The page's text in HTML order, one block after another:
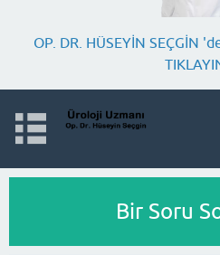
OP. DR. HÜSEYİN SEÇGİN
Bir Soru